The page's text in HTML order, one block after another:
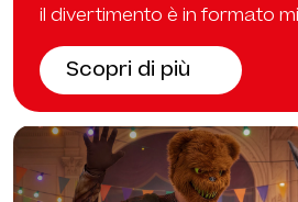
il divertimento è in formato
Scopri di più